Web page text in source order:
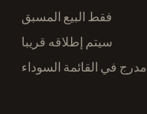
فقط البيع المسبق
سيتم إطلاقه قريبا
مدرج في القائمة السوداء